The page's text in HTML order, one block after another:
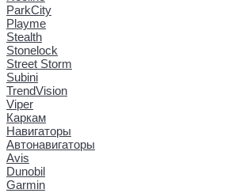
ParkCity
Playme
Stealth
Stonelock
Street Storm
Subini
TrendVision
Viper
Каркам
Навигаторы
Автонавигаторы
Avis
Dunobil
Garmin